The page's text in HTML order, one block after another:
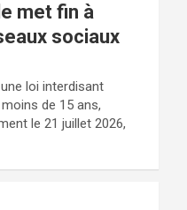
met fin à
sociaux
loi interdisant
de 15 ans,
le 21 juillet 2026,